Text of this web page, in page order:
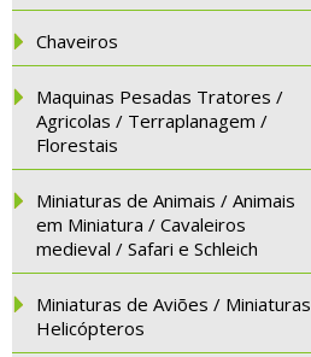
Chaveiros
Maquinas Pesadas Tratores /
Agricolas / Terraplanagem /
Florestais
Miniaturas de Animais / Animais
em Miniatura / Cavaleiros
medieval / Safari e Schleich
Miniaturas de Aviões / Miniaturas
Helicópteros